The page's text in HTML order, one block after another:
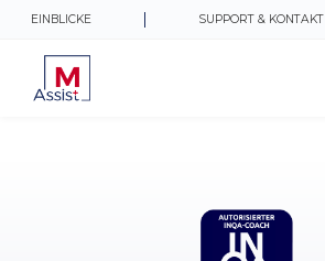
EINBLICKE SUPPORT & KONTAKT